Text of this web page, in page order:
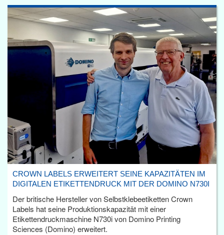
CROWN LABELS ERWEITERT SEINE KAPAZITÄTEN IM
DIGITALEN ETIKETTENDRUCK MIT DER DOMINO N730I
Der britische Hersteller von Selbstklebeetiketten Crown
Labels hat seine Produktionskapazität mit einer
Etikettendruckmaschine N730i von Domino Printing
Sciences (Domino) erweitert.